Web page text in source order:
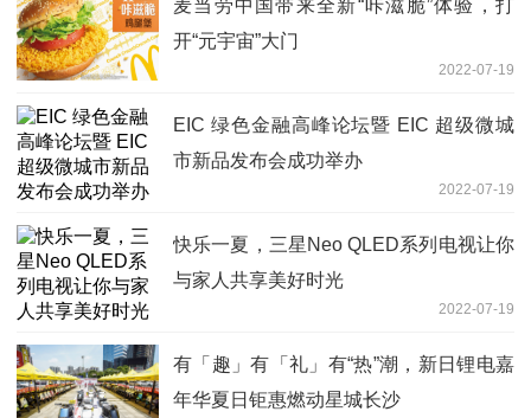
麦当劳中国带来全新“咔滋脆”体验，打
开“元宇宙”大门
2022-07-19
EIC 绿色金融高峰论坛暨 EIC 超级微城
市新品发布会成功举办
2022-07-19
快乐一夏，三星Neo QLED系列电视让你
与家人共享美好时光
2022-07-19
有「趣」有「礼」有“热”潮，新日锂电嘉
年华夏日钜惠燃动星城长沙